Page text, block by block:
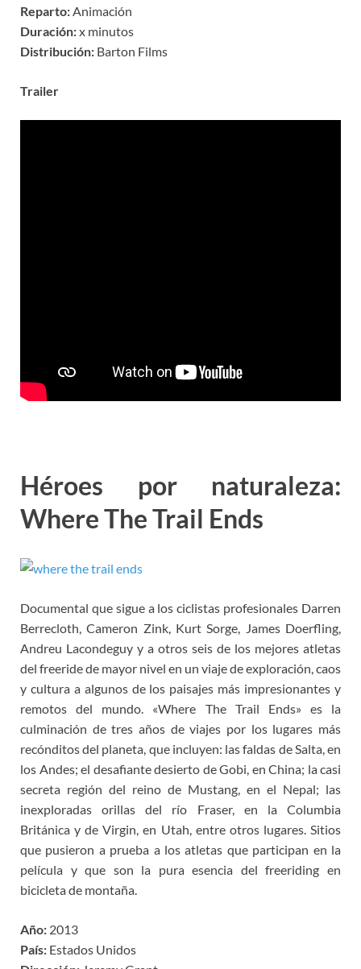
Reparto:Animación
Duración:x minutos
Distribución: Barton Films
Trailer
Héroes por naturaleza:
Where The Trail Ends
Documental que sigue a los ciclistas profesionales Darren
Berrecloth, Cameron Zink, Kurt Sorge, James Doerfling,
Andreu Lacondeguy y a otros seis de los mejores atletas
del freeride de mayor nivel en un viaje de exploración, caos
y cultura a algunos de los paisajes más impresionantes y
remotos del mundo. «Where The Trail Ends» es la
culminación de tres años de viajes por los lugares más
recónditos del planeta, que incluyen: las faldas de Salta, en
los Andes; el desafiante desierto de Gobi, en China; la casi
secreta región del reino de Mustang, en el Nepal; las
inexploradas orillas del río Fraser, en la Columbia
Británica y de Virgin, en Utah, entre otros lugares. Sitios
que pusieron a prueba a los atletas que participan en la
película y que son la pura esencia del freeriding en
bicicleta de montaña.
Año: 2013
País: Estados Unidos